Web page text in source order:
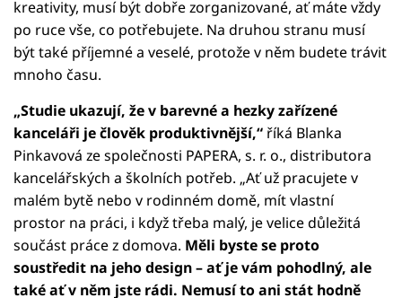
kreativity, musí být dobře zorganizované, ať máte vždy
po ruce vše, co potřebujete. Na druhou stranu musí
být také příjemné a veselé, protože v něm budete trávit
mnoho času.
„Studie ukazují, že v barevné a hezky zařízené
kanceláři je člověk produktivnější,“ říká Blanka
Pinkavová ze společnosti PAPERA, s. r. o., distributora
kancelářských a školních potřeb. „Ať už pracujete v
malém bytě nebo v rodinném domě, mít vlastní
prostor na práci, i když třeba malý, je velice důležitá
součást práce z domova. Měli byste se proto
soustředit na jeho design – ať je vám pohodlný, ale
také ať v něm jste rádi. Nemusí to ani stát hodně